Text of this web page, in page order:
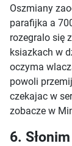
Oszmiany
parafijka a
rozegralo się
ksiazkach w
oczyma
powoli
czekajac w
zobacze w
6. Słonim